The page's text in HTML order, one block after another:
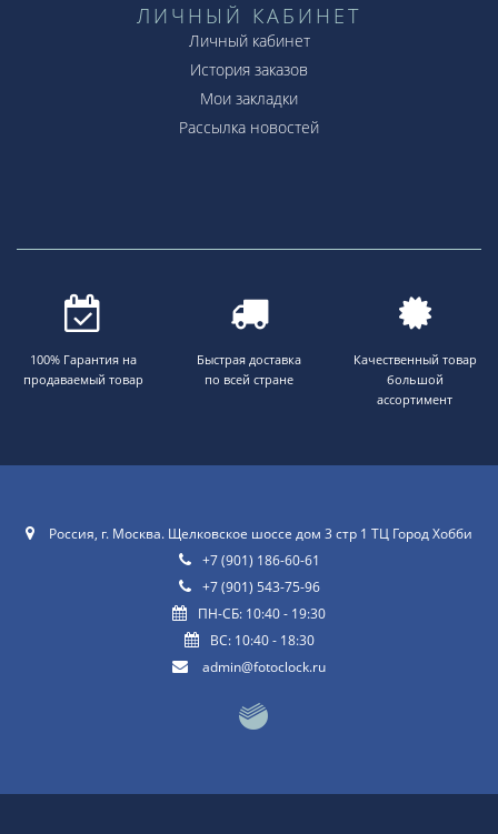
ЛИЧНЫЙ КАБИНЕТ
Личный кабинет
История заказов
Мои закладки
Рассылка новостей
100% Гарантия на
продаваемый товар
Быстрая доставка
по всей стране
Качественный товар
большой
ассортимент
Россия, г. Москва. Щелковское шоссе дом 3 стр 1 ТЦ Город Хобби
+7 (901) 186-60-61
+7 (901) 543-75-96
ПН-СБ: 10:40 - 19:30
ВС: 10:40 - 18:30
admin@fotoclock.ru